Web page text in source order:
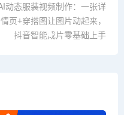
动态服装视频制作：一张详
情页+穿搭图让图片动起来，
抖音智能成片零基础上手